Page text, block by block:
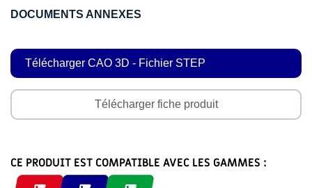
DOCUMENTS ANNEXES
Télécharger CAO 3D - Fichier STEP
Télécharger fiche produit
CE PRODUIT EST COMPATIBLE AVEC LES GAMMES :